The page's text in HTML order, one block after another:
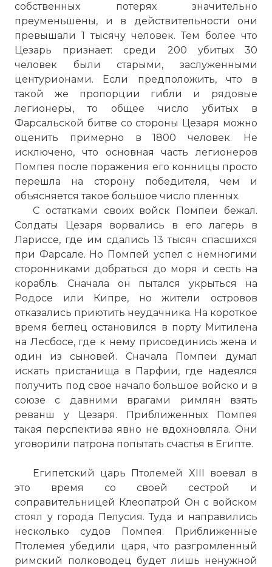
собственных потерях значительно
преуменьшены, и в действительности они
превышали 1 тысячу человек. Тем более что
Цезарь признает: среди 200 убитых 30
человек были старыми, заслуженными
центурионами. Если предположить, что в
такой же пропорции гибли и рядовые
легионеры, то общее число убитых в
Фарсальской битве со стороны Цезаря можно
оценить примерно в 1800 человек. Не
исключено, что основная часть легионеров
Помпея после поражения его конницы просто
перешла на сторону победителя, чем и
объясняется такое большое число пленных.
С остатками своих войск Помпеи бежал.
Солдаты Цезаря ворвались в его лагерь в
Лариссе, где им сдались 13 тысяч спасшихся
при Фарсале. Но Помпей успел с немногими
сторонниками добраться до моря и сесть на
корабль. Сначала он пытался укрыться на
Родосе или Кипре, но жители островов
отказались приютить неудачника. На короткое
время беглец остановился в порту Митилена
на Лесбосе, где к нему присоединись жена и
один из сыновей. Сначала Помпеи думал
искать пристанища в Парфии, где надеялся
получить под свое начало большое войско и в
союзе с давними врагами римлян взять
реванш у Цезаря. Приближенных Помпея
такая перспектива явно не вдохновляла. Они
уговорили патрона попытать счастья в Египте.
Египетский царь Птолемей XIII воевал в
это время со своей сестрой и
соправительницей Клеопатрой Он с войском
стоял у города Пелусия. Туда и направились
несколько судов Помпея. Приближенные
Птолемея убедили царя, что разгромленный
римский полководец будет лишь ненужной